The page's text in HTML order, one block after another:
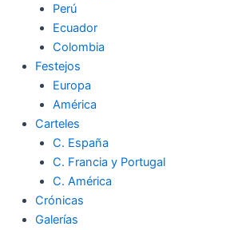
Perú
Ecuador
Colombia
Festejos
Europa
América
Carteles
C. España
C. Francia y Portugal
C. América
Crónicas
Galerías